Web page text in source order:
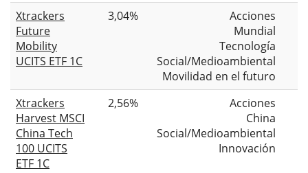
Xtrackers
Future
Mobility
UCITS ETF 1C
3,04%
Acciones
Mundial
Tecnología
Social/Medioambiental
Movilidad en el futuro
Xtrackers
Harvest MSCI
China Tech
100 UCITS
ETF 1C
2,56%
Acciones
China
Social/Medioambiental
Innovación